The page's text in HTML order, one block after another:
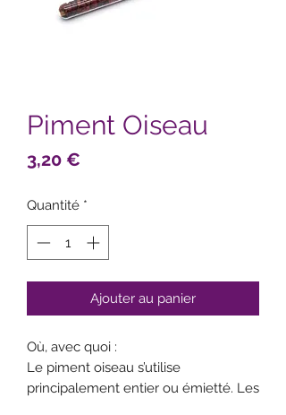
Piment Oiseau
3,20 €
Quantité *
Ajouter au panier
Où, avec quoi :
Le piment oiseau s’utilise
principalement entier ou émietté. Les